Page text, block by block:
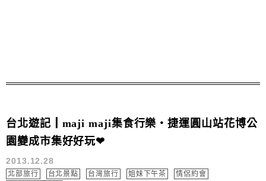
台北遊記┃maji maji集食行樂‧捷運圓山站花博公
園變成市集好好玩❤
2013.12.28
北部旅行 台北景點 台灣旅行 姐妹下午茶
情侶約會